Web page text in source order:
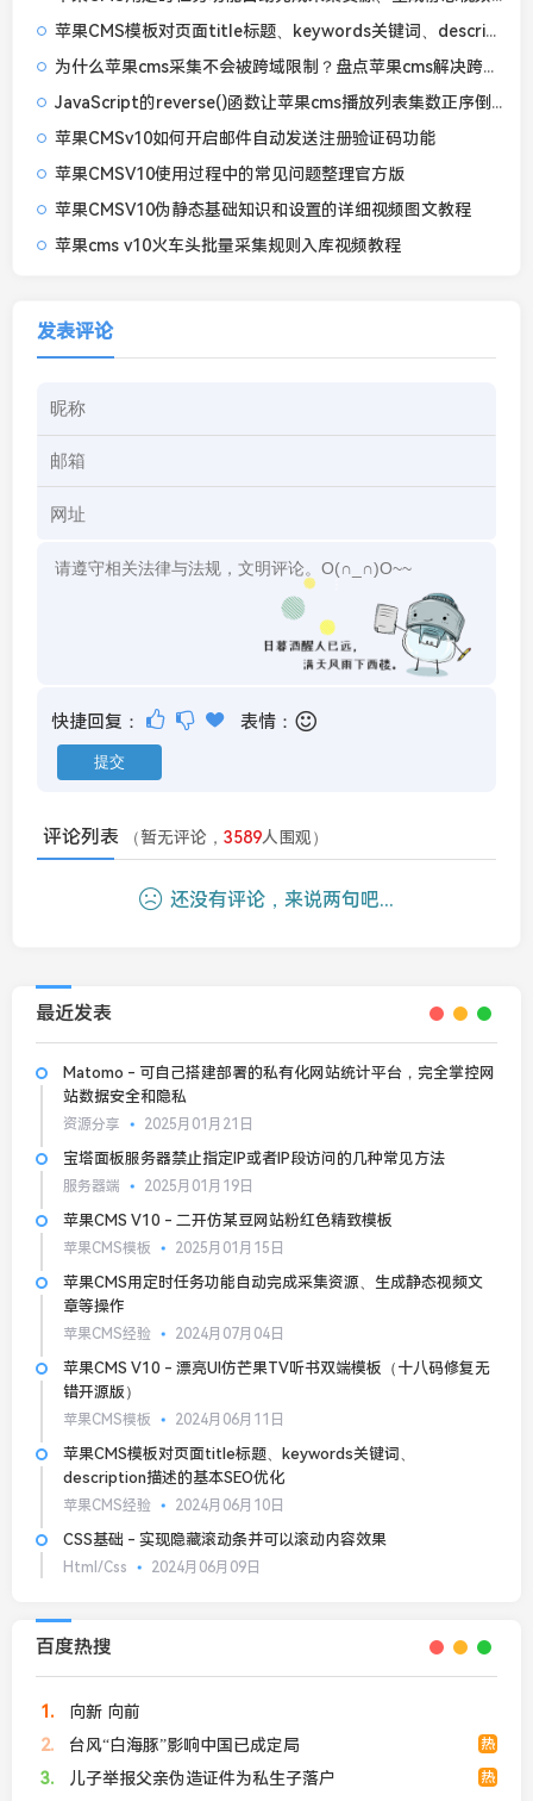
苹果CMS模板对页面title标题、keywords关键词、description描述的基本SEO优化
为什么苹果cms采集不会被跨域限制？盘点苹果cms解决跨域问题的9个实用方案
JavaScript的reverse()函数让苹果cms播放列表集数正序倒序排列自由切换
苹果CMSv10如何开启邮件自动发送注册验证码功能
苹果CMSV10使用过程中的常见问题整理官方版
苹果CMSV10伪静态基础知识和设置的详细视频图文教程
苹果cms v10火车头批量采集规则入库视频教程
发表评论
快捷回复： 表情：
评论列表 （暂无评论， 3589人围观）
还没有评论，来说两句吧...
最近发表
Matomo - 可自己搭建部署的私有化网站统计平台，完全掌控网
站数据安全和隐私
资源分享 2025月01月21日
宝塔面板服务器禁止指定IP或者IP段访问的几种常见方法
服务器端 2025月01月19日
苹果CMS V10 - 二开仿某豆网站粉红色精致模板
苹果CMS模板 2025月01月15日
苹果CMS用定时任务功能自动完成采集资源、生成静态视频文
章等操作
苹果CMS经验 2024月07月04日
苹果CMS V10 - 漂亮UI仿芒果TV听书双端模板（十八码修复无
错开源版）
苹果CMS模板 2024月06月11日
苹果CMS模板对页面title标题、keywords关键词、
description描述的基本SEO优化
苹果CMS经验 2024月06月10日
CSS基础 - 实现隐藏滚动条并可以滚动内容效果
Html/Css 2024月06月09日
百度热搜
1
向新 向前
2
热
台风“白海豚”影响中国已成定局
3
热
儿子举报父亲伪造证件为私生子落户